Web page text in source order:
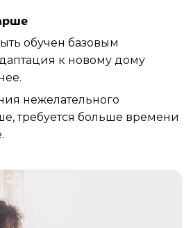
обучен базовым
к новому дому
нежелательного
требуется больше времени